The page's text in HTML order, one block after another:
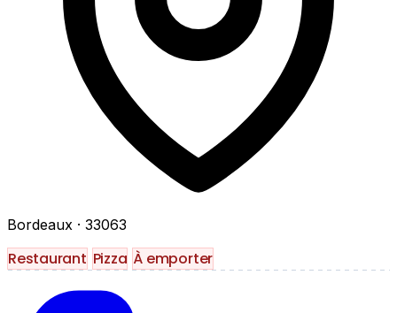
Bordeaux · 33063
Restaurant Pizza À emporter